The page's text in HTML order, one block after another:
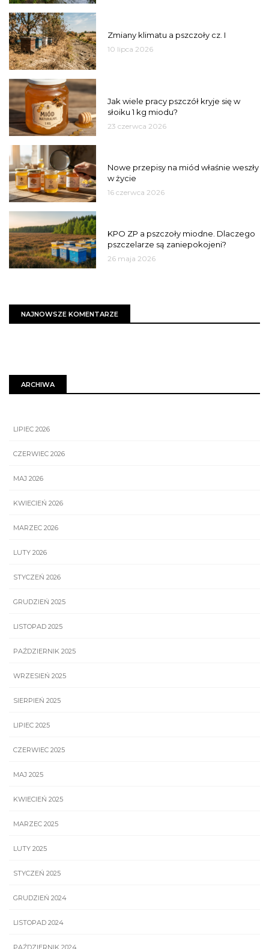
Zmiany klimatu a pszczoły cz. I
10 lipca 2026
Jak wiele pracy pszczół kryje się w
słoiku 1 kg miodu?
23 czerwca 2026
Nowe przepisy na miód właśnie weszły
w życie
16 czerwca 2026
KPO ZP a pszczoły miodne. Dlaczego
pszczelarze są zaniepokojeni?
26 maja 2026
NAJNOWSZE KOMENTARZE
ARCHIWA
LIPIEC 2026
CZERWIEC 2026
MAJ 2026
KWIECIEŃ 2026
MARZEC 2026
LUTY 2026
STYCZEŃ 2026
GRUDZIEŃ 2025
LISTOPAD 2025
PAŹDZIERNIK 2025
WRZESIEŃ 2025
SIERPIEŃ 2025
LIPIEC 2025
CZERWIEC 2025
MAJ 2025
KWIECIEŃ 2025
MARZEC 2025
LUTY 2025
STYCZEŃ 2025
GRUDZIEŃ 2024
LISTOPAD 2024
PAŹDZIERNIK 2024